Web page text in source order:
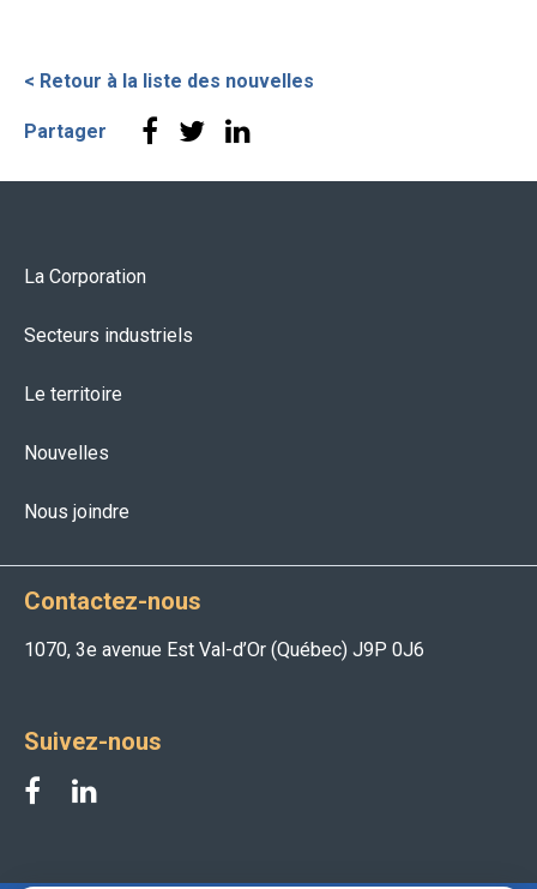
< Retour à la liste des nouvelles
Partager
La Corporation
Secteurs industriels
Le territoire
Nouvelles
Nous joindre
Contactez-nous
1070, 3e avenue Est Val-d’Or (Québec) J9P 0J6
Suivez-nous